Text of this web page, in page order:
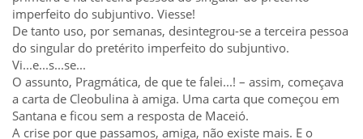
imperfeito do subjuntivo. Viesse!
De tanto uso, por semanas, desintegrou-se a terceira pessoa
do singular do pretérito imperfeito do subjuntivo.
Vi...e...s...se...
O assunto, Pragmática, de que te falei...! – assim, começava
a carta de Cleobulina à amiga. Uma carta que começou em
Santana e ficou sem a resposta de Maceió.
A crise por que passamos, amiga, não existe mais. E o